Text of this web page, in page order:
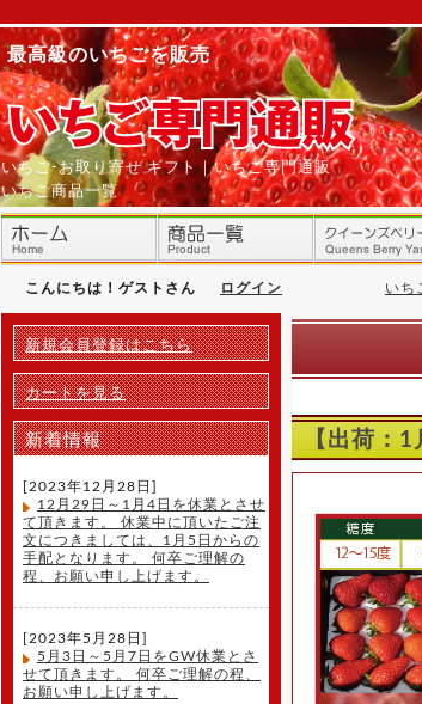
最高級のいちごを販売
いちご-お取り寄せ ギフト｜いちご専門通販
いちご商品一覧
こんにちは！ゲストさん ログイン いち
【出荷：
新規会員登録はこちら
カートを見る
新着情報
[2023年12月28日]
12月29日～1月4日を休業とさせ
て頂きます。 休業中に頂いたご注
文につきましては、1月5日からの
手配となります。 何卒ご理解の
程、お願い申し上げます。
[2023年5月28日]
5月3日～5月7日をGW休業とさ
せて頂きます。 何卒ご理解の程、
お願い申し上げます。